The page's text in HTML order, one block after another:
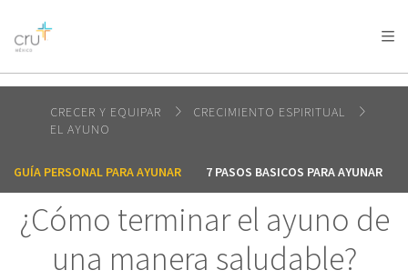
AFRICA
AMERICA / CARIBBEAN
OCEANIA
CRECER Y EQUIPAR
CRECIMIENTO ESPIRITUAL
EL AYUNO
GUÍA PERSONAL PARA AYUNAR 7 PASOS BASICOS PARA AYUNAR
¿Cómo terminar el ayuno de
una manera saludable?